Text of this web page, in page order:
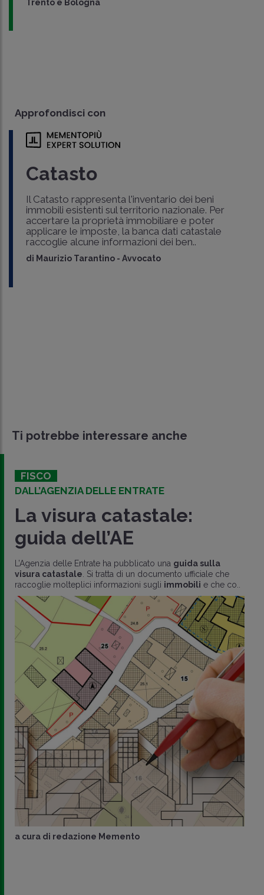
Trento e Bologna
Approfondisci con
Catasto
Il Catasto rappresenta l'inventario dei beni
immobili esistenti sul territorio nazionale. Per
accertare la proprietà immobiliare e poter
applicare le imposte, la banca dati catastale
raccoglie alcune informazioni dei ben..
di Maurizio Tarantino - Avvocato
Ti potrebbe interessare anche
FISCO
DALL’AGENZIA DELLE ENTRATE
La visura catastale:
guida dell’AE
L’Agenzia delle Entrate ha pubblicato una guida sulla
visura catastale . Si tratta di un documento ufficiale che
raccoglie molteplici informazioni sugli immobili e che co..
a cura di redazione Memento